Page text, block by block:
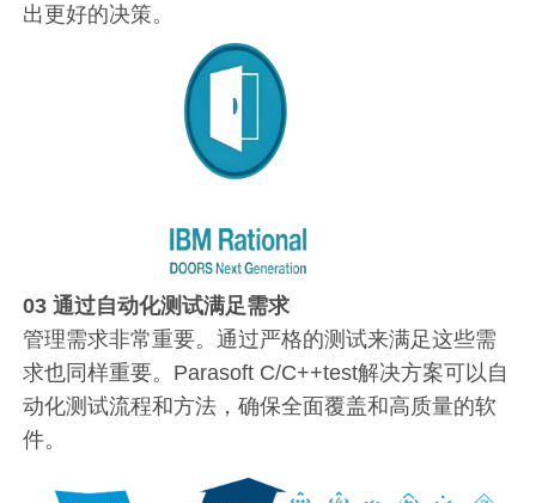
出更好的决策。
03通过自动化测试满足需求
管理需求非常重要。通过严格的测试来满足这些需
求也同样重要。Parasoft C/C++test解决方案可以自
动化测试流程和方法，确保全面覆盖和高质量的软
件。